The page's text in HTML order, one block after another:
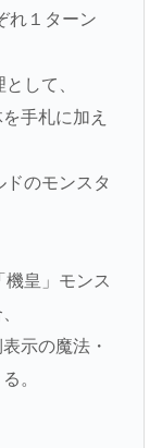
れ１ターン
して、
手札に加え
のモンスタ
機皇」モンス
示の魔法・
。